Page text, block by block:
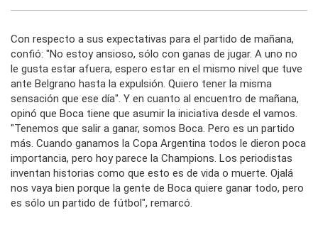
Con respecto a sus expectativas para el partido de mañana,
confió: "No estoy ansioso, sólo con ganas de jugar. A uno no
le gusta estar afuera, espero estar en el mismo nivel que tuve
ante Belgrano hasta la expulsión. Quiero tener la misma
sensación que ese día". Y en cuanto al encuentro de mañana,
opinó que Boca tiene que asumir la iniciativa desde el vamos.
"Tenemos que salir a ganar, somos Boca. Pero es un partido
más. Cuando ganamos la Copa Argentina todos le dieron poca
importancia, pero hoy parece la Champions. Los periodistas
inventan historias como que esto es de vida o muerte. Ojalá
nos vaya bien porque la gente de Boca quiere ganar todo, pero
es sólo un partido de fútbol", remarcó.